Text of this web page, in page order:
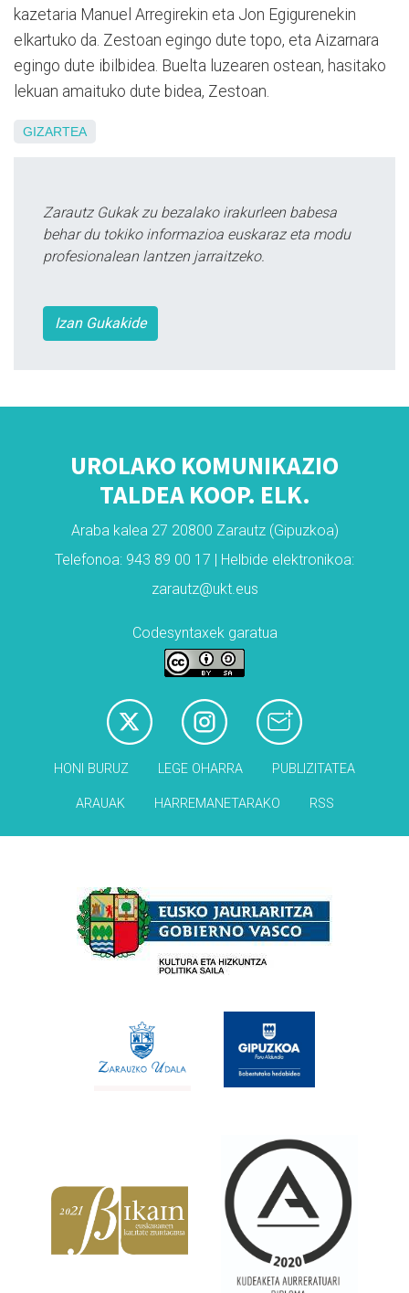
kazetaria Manuel Arregirekin eta Jon Egigurenekin
elkartuko da. Zestoan egingo dute topo, eta Aizarnara
egingo dute ibilbidea. Buelta luzearen ostean, hasitako
lekuan amaituko dute bidea, Zestoan.
GIZARTEA
Zarautz Gukak zu bezalako irakurleen babesa
behar du tokiko informazioa euskaraz eta modu
profesionalean lantzen jarraitzeko.
Izan Gukakide
UROLAKO KOMUNIKAZIO
TALDEA KOOP. ELK.
Araba kalea 27 20800 Zarautz (Gipuzkoa)
Telefonoa: 943 89 00 17 | Helbide elektronikoa:
zarautz@ukt.eus
Codesyntaxek garatua
HONI BURUZ LEGE OHARRA PUBLIZITATEA
ARAUAK HARREMANETARAKO RSS